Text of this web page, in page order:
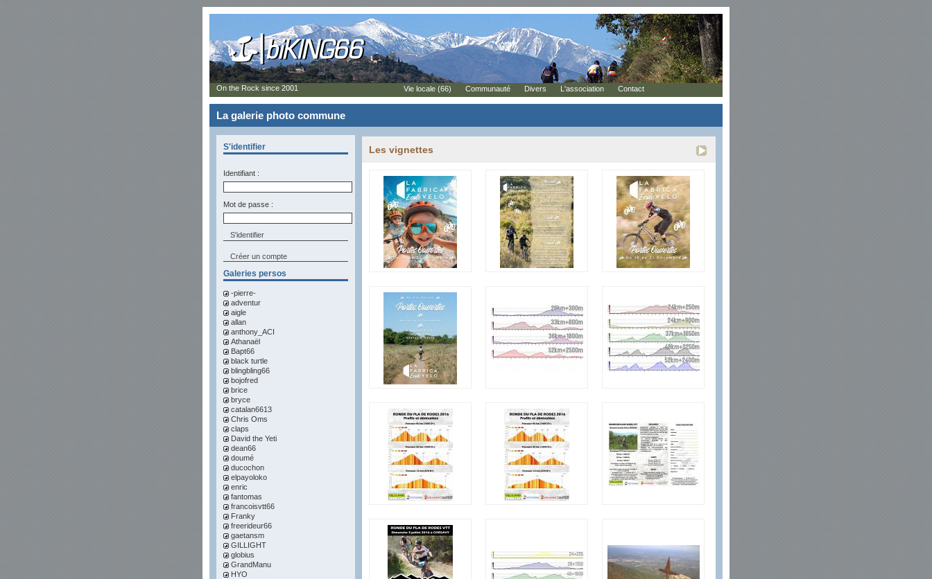
La galerie photo commune
S'identifier
Identifiant :
Mot de passe :
Créer un compte
Galeries persos
-pierre-
adventur
aigle
allan
anthony_ACI
Athanaël
Bapt66
black turtle
blingbling66
bojofred
brice
bryce
catalan6613
Chris Oms
claps
David the Yeti
dean66
doumé
ducochon
elpayoloko
enric
fantomas
francoisvtt66
Franky
freerideur66
gaetansm
GILLIGHT
globius
GrandManu
HYO
Les vignettes
On the Rock since 2001 Vie locale (66) Communauté Divers L'association Contact